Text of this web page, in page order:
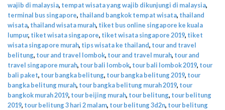
wajib di malaysia, tempat wisata yang wajib dikunjungi di malaysia,
terminal bus singapore, thailand bangkok tempat wisata, thailand
wisata, thailand wisata murah, tiket bus online singapore ke kuala
lumpur, tiket wisata singapore, tiket wisata singapore 2019, tiket
wisata singapore murah, tips wisata ke thailand, tour and travel
belitung, tour and travel lombok, tour and travel murah, tour and
travel singapore murah, tour bali lombok, tour bali lombok 2019, tour
bali paket, tour bangka belitung, tour bangka belitung 2019, tour
bangka belitung murah, tour bangka belitung murah 2019, tour
bangkok murah 2019, tour beijing murah, tour belitung, tour belitung
2019, tour belitung 3 hari 2 malam, tour belitung 3d2n, tour belitung